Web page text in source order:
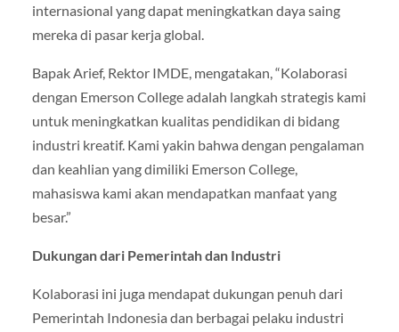
internasional yang dapat meningkatkan daya saing
mereka di pasar kerja global.
Bapak Arief, Rektor IMDE, mengatakan, “Kolaborasi
dengan Emerson College adalah langkah strategis kami
untuk meningkatkan kualitas pendidikan di bidang
industri kreatif. Kami yakin bahwa dengan pengalaman
dan keahlian yang dimiliki Emerson College,
mahasiswa kami akan mendapatkan manfaat yang
besar.”
Dukungan dari Pemerintah dan Industri
Kolaborasi ini juga mendapat dukungan penuh dari
Pemerintah Indonesia dan berbagai pelaku industri